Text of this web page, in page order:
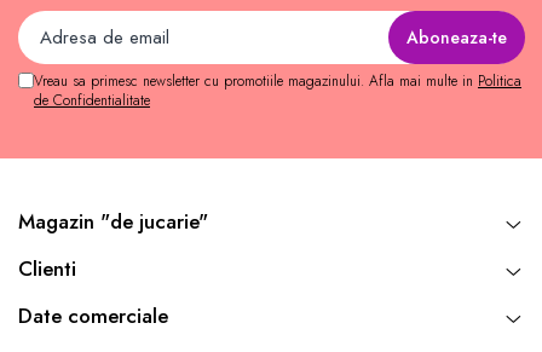
Vreau sa primesc newsletter cu promotiile magazinului. Afla mai multe in Politica
de Confidentialitate
Magazin "de jucarie"
Clienti
Date comerciale